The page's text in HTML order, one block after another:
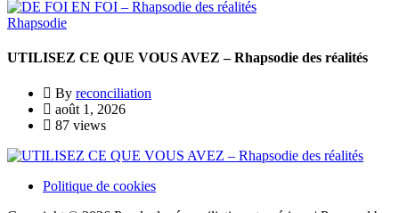
Rhapsodie
UTILISEZ CE QUE VOUS AVEZ – Rhapsodie des réalités
By reconciliation
août 1, 2026
87 views
Politique de cookies